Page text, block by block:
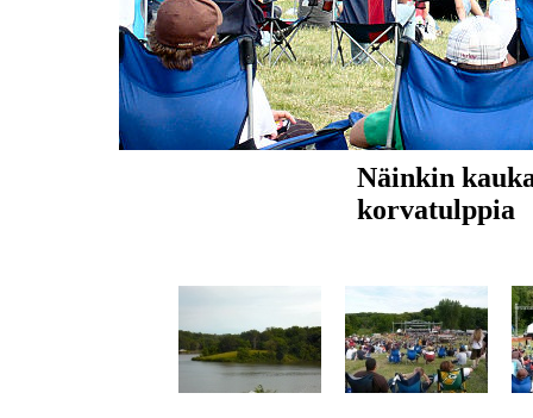
Näinkin
korvatulppia